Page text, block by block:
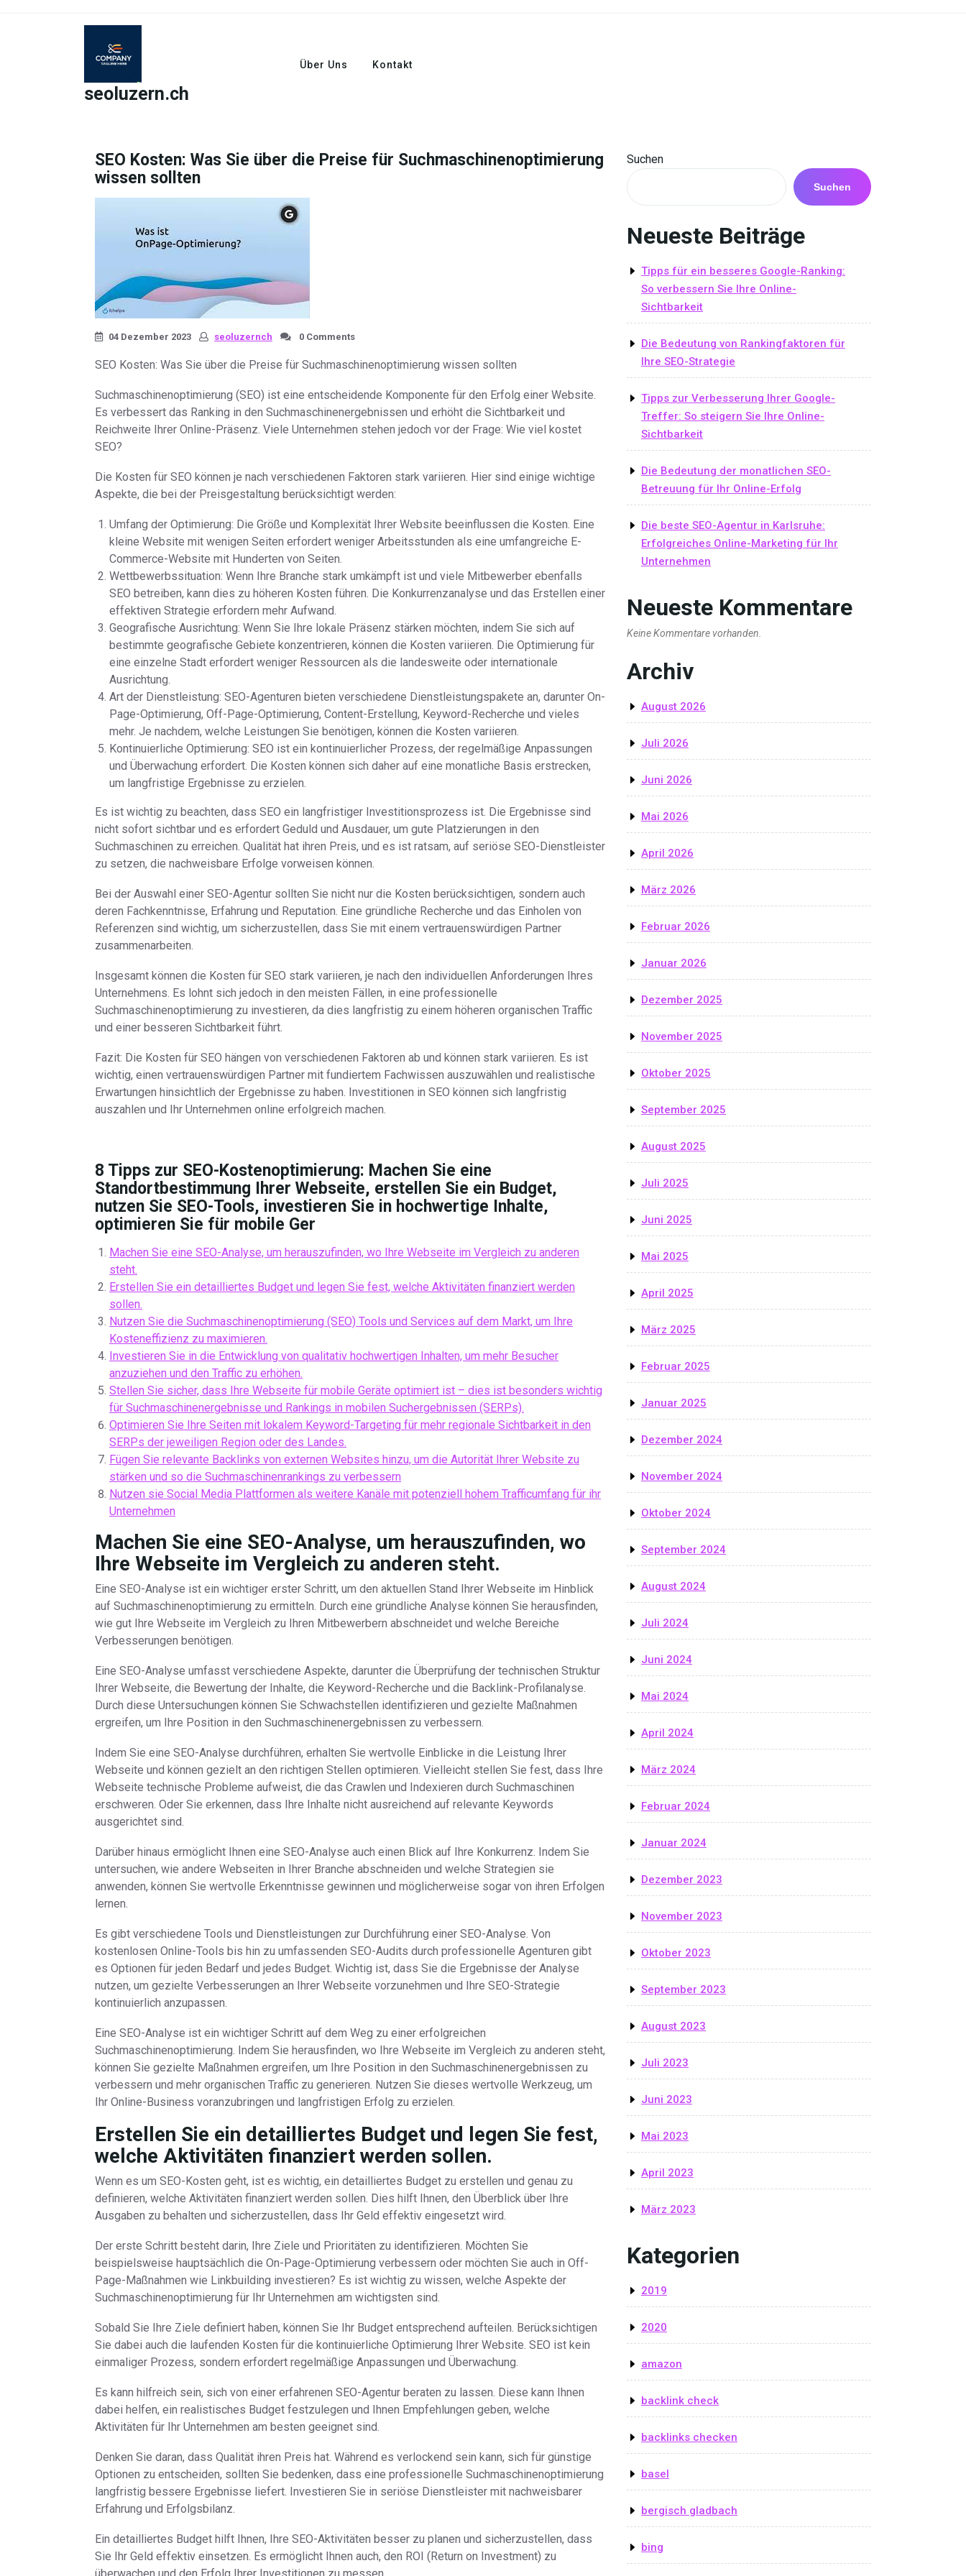
seoluzern.ch
Über Uns Kontakt
SEO Kosten: Was Sie über die Preise für Suchmaschinenoptimierung
wissen sollten
04 Dezember 2023 seoluzernch 0 Comments
SEO Kosten: Was Sie über die Preise für Suchmaschinenoptimierung wissen sollten
Suchmaschinenoptimierung (SEO) ist eine entscheidende Komponente für den Erfolg einer Website.
Es verbessert das Ranking in den Suchmaschinenergebnissen und erhöht die Sichtbarkeit und
Reichweite Ihrer Online-Präsenz. Viele Unternehmen stehen jedoch vor der Frage: Wie viel kostet
SEO?
Die Kosten für SEO können je nach verschiedenen Faktoren stark variieren. Hier sind einige wichtige
Aspekte, die bei der Preisgestaltung berücksichtigt werden:
Umfang der Optimierung: Die Größe und Komplexität Ihrer Website beeinflussen die Kosten. Eine
kleine Website mit wenigen Seiten erfordert weniger Arbeitsstunden als eine umfangreiche E-
Commerce-Website mit Hunderten von Seiten.
Wettbewerbssituation: Wenn Ihre Branche stark umkämpft ist und viele Mitbewerber ebenfalls
SEO betreiben, kann dies zu höheren Kosten führen. Die Konkurrenzanalyse und das Erstellen einer
effektiven Strategie erfordern mehr Aufwand.
Geografische Ausrichtung: Wenn Sie Ihre lokale Präsenz stärken möchten, indem Sie sich auf
bestimmte geografische Gebiete konzentrieren, können die Kosten variieren. Die Optimierung für
eine einzelne Stadt erfordert weniger Ressourcen als die landesweite oder internationale
Ausrichtung.
Art der Dienstleistung: SEO-Agenturen bieten verschiedene Dienstleistungspakete an, darunter On-
Page-Optimierung, Off-Page-Optimierung, Content-Erstellung, Keyword-Recherche und vieles
mehr. Je nachdem, welche Leistungen Sie benötigen, können die Kosten variieren.
Kontinuierliche Optimierung: SEO ist ein kontinuierlicher Prozess, der regelmäßige Anpassungen
und Überwachung erfordert. Die Kosten können sich daher auf eine monatliche Basis erstrecken,
um langfristige Ergebnisse zu erzielen.
Es ist wichtig zu beachten, dass SEO ein langfristiger Investitionsprozess ist. Die Ergebnisse sind
nicht sofort sichtbar und es erfordert Geduld und Ausdauer, um gute Platzierungen in den
Suchmaschinen zu erreichen. Qualität hat ihren Preis, und es ist ratsam, auf seriöse SEO-Dienstleister
zu setzen, die nachweisbare Erfolge vorweisen können.
Bei der Auswahl einer SEO-Agentur sollten Sie nicht nur die Kosten berücksichtigen, sondern auch
deren Fachkenntnisse, Erfahrung und Reputation. Eine gründliche Recherche und das Einholen von
Referenzen sind wichtig, um sicherzustellen, dass Sie mit einem vertrauenswürdigen Partner
zusammenarbeiten.
Insgesamt können die Kosten für SEO stark variieren, je nach den individuellen Anforderungen Ihres
Unternehmens. Es lohnt sich jedoch in den meisten Fällen, in eine professionelle
Suchmaschinenoptimierung zu investieren, da dies langfristig zu einem höheren organischen Traffic
und einer besseren Sichtbarkeit führt.
Fazit: Die Kosten für SEO hängen von verschiedenen Faktoren ab und können stark variieren. Es ist
wichtig, einen vertrauenswürdigen Partner mit fundiertem Fachwissen auszuwählen und realistische
Erwartungen hinsichtlich der Ergebnisse zu haben. Investitionen in SEO können sich langfristig
auszahlen und Ihr Unternehmen online erfolgreich machen.
8 Tipps zur SEO-Kostenoptimierung: Machen Sie eine
Standortbestimmung Ihrer Webseite, erstellen Sie ein Budget,
nutzen Sie SEO-Tools, investieren Sie in hochwertige Inhalte,
optimieren Sie für mobile Ger
Machen Sie eine SEO-Analyse, um herauszufinden, wo Ihre Webseite im Vergleich zu anderen
steht.
Erstellen Sie ein detailliertes Budget und legen Sie fest, welche Aktivitäten finanziert werden
sollen.
Nutzen Sie die Suchmaschinenoptimierung (SEO) Tools und Services auf dem Markt, um Ihre
Kosteneffizienz zu maximieren.
Investieren Sie in die Entwicklung von qualitativ hochwertigen Inhalten, um mehr Besucher
anzuziehen und den Traffic zu erhöhen.
Stellen Sie sicher, dass Ihre Webseite für mobile Geräte optimiert ist – dies ist besonders wichtig
für Suchmaschinenergebnisse und Rankings in mobilen Suchergebnissen (SERPs).
Optimieren Sie Ihre Seiten mit lokalem Keyword-Targeting für mehr regionale Sichtbarkeit in den
SERPs der jeweiligen Region oder des Landes.
Fügen Sie relevante Backlinks von externen Websites hinzu, um die Autorität Ihrer Website zu
stärken und so die Suchmaschinenrankings zu verbessern
Nutzen sie Social Media Plattformen als weitere Kanäle mit potenziell hohem Trafficumfang für ihr
Unternehmen
Machen Sie eine SEO-Analyse, um herauszufinden, wo
Ihre Webseite im Vergleich zu anderen steht.
Eine SEO-Analyse ist ein wichtiger erster Schritt, um den aktuellen Stand Ihrer Webseite im Hinblick
auf Suchmaschinenoptimierung zu ermitteln. Durch eine gründliche Analyse können Sie herausfinden,
wie gut Ihre Webseite im Vergleich zu Ihren Mitbewerbern abschneidet und welche Bereiche
Verbesserungen benötigen.
Eine SEO-Analyse umfasst verschiedene Aspekte, darunter die Überprüfung der technischen Struktur
Ihrer Webseite, die Bewertung der Inhalte, die Keyword-Recherche und die Backlink-Profilanalyse.
Durch diese Untersuchungen können Sie Schwachstellen identifizieren und gezielte Maßnahmen
ergreifen, um Ihre Position in den Suchmaschinenergebnissen zu verbessern.
Indem Sie eine SEO-Analyse durchführen, erhalten Sie wertvolle Einblicke in die Leistung Ihrer
Webseite und können gezielt an den richtigen Stellen optimieren. Vielleicht stellen Sie fest, dass Ihre
Webseite technische Probleme aufweist, die das Crawlen und Indexieren durch Suchmaschinen
erschweren. Oder Sie erkennen, dass Ihre Inhalte nicht ausreichend auf relevante Keywords
ausgerichtet sind.
Darüber hinaus ermöglicht Ihnen eine SEO-Analyse auch einen Blick auf Ihre Konkurrenz. Indem Sie
untersuchen, wie andere Webseiten in Ihrer Branche abschneiden und welche Strategien sie
anwenden, können Sie wertvolle Erkenntnisse gewinnen und möglicherweise sogar von ihren Erfolgen
lernen.
Es gibt verschiedene Tools und Dienstleistungen zur Durchführung einer SEO-Analyse. Von
kostenlosen Online-Tools bis hin zu umfassenden SEO-Audits durch professionelle Agenturen gibt
es Optionen für jeden Bedarf und jedes Budget. Wichtig ist, dass Sie die Ergebnisse der Analyse
nutzen, um gezielte Verbesserungen an Ihrer Webseite vorzunehmen und Ihre SEO-Strategie
kontinuierlich anzupassen.
Eine SEO-Analyse ist ein wichtiger Schritt auf dem Weg zu einer erfolgreichen
Suchmaschinenoptimierung. Indem Sie herausfinden, wo Ihre Webseite im Vergleich zu anderen steht,
können Sie gezielte Maßnahmen ergreifen, um Ihre Position in den Suchmaschinenergebnissen zu
verbessern und mehr organischen Traffic zu generieren. Nutzen Sie dieses wertvolle Werkzeug, um
Ihr Online-Business voranzubringen und langfristigen Erfolg zu erzielen.
Erstellen Sie ein detailliertes Budget und legen Sie fest,
welche Aktivitäten finanziert werden sollen.
Wenn es um SEO-Kosten geht, ist es wichtig, ein detailliertes Budget zu erstellen und genau zu
definieren, welche Aktivitäten finanziert werden sollen. Dies hilft Ihnen, den Überblick über Ihre
Ausgaben zu behalten und sicherzustellen, dass Ihr Geld effektiv eingesetzt wird.
Der erste Schritt besteht darin, Ihre Ziele und Prioritäten zu identifizieren. Möchten Sie
beispielsweise hauptsächlich die On-Page-Optimierung verbessern oder möchten Sie auch in Off-
Page-Maßnahmen wie Linkbuilding investieren? Es ist wichtig zu wissen, welche Aspekte der
Suchmaschinenoptimierung für Ihr Unternehmen am wichtigsten sind.
Sobald Sie Ihre Ziele definiert haben, können Sie Ihr Budget entsprechend aufteilen. Berücksichtigen
Sie dabei auch die laufenden Kosten für die kontinuierliche Optimierung Ihrer Website. SEO ist kein
einmaliger Prozess, sondern erfordert regelmäßige Anpassungen und Überwachung.
Es kann hilfreich sein, sich von einer erfahrenen SEO-Agentur beraten zu lassen. Diese kann Ihnen
dabei helfen, ein realistisches Budget festzulegen und Ihnen Empfehlungen geben, welche
Aktivitäten für Ihr Unternehmen am besten geeignet sind.
Denken Sie daran, dass Qualität ihren Preis hat. Während es verlockend sein kann, sich für günstige
Optionen zu entscheiden, sollten Sie bedenken, dass eine professionelle Suchmaschinenoptimierung
langfristig bessere Ergebnisse liefert. Investieren Sie in seriöse Dienstleister mit nachweisbarer
Erfahrung und Erfolgsbilanz.
Ein detailliertes Budget hilft Ihnen, Ihre SEO-Aktivitäten besser zu planen und sicherzustellen, dass
Sie Ihr Geld effektiv einsetzen. Es ermöglicht Ihnen auch, den ROI (Return on Investment) zu
Suchen
Suchen
Neueste Beiträge
Tipps für ein besseres Google-Ranking:
So verbessern Sie Ihre Online-
Sichtbarkeit
Die Bedeutung von Rankingfaktoren für
Ihre SEO-Strategie
Tipps zur Verbesserung Ihrer Google-
Treffer: So steigern Sie Ihre Online-
Sichtbarkeit
Die Bedeutung der monatlichen SEO-
Betreuung für Ihr Online-Erfolg
Die beste SEO-Agentur in Karlsruhe:
Erfolgreiches Online-Marketing für Ihr
Unternehmen
Neueste Kommentare
Keine Kommentare vorhanden.
Archiv
August 2026
Juli 2026
Juni 2026
Mai 2026
April 2026
März 2026
Februar 2026
Januar 2026
Dezember 2025
November 2025
Oktober 2025
September 2025
August 2025
Juli 2025
Juni 2025
Mai 2025
April 2025
März 2025
Februar 2025
Januar 2025
Dezember 2024
November 2024
Oktober 2024
September 2024
August 2024
Juli 2024
Juni 2024
Mai 2024
April 2024
März 2024
Februar 2024
Januar 2024
Dezember 2023
November 2023
Oktober 2023
September 2023
August 2023
Juli 2023
Juni 2023
Mai 2023
April 2023
März 2023
Kategorien
2019
2020
amazon
backlink check
backlinks checken
basel
bergisch gladbach
bing